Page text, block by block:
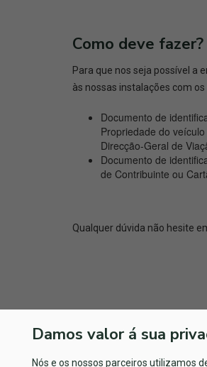
Como deve fazer?
Para que nos seja possível a
às nossas instalações com
Documento de
Propriedade do
Direcção-Geral de
Documento de
de Contribuinte ou
Qualquer dúvida não hesite
Damos valor á sua
Nós e os nossos parceiros utilizamos